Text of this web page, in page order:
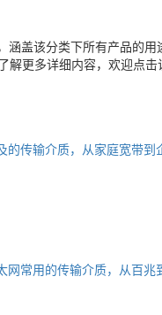
涵盖该分类下所有产品的
更多详细内容，欢迎点击
传输介质，从家庭宽带
常用的传输介质，从百